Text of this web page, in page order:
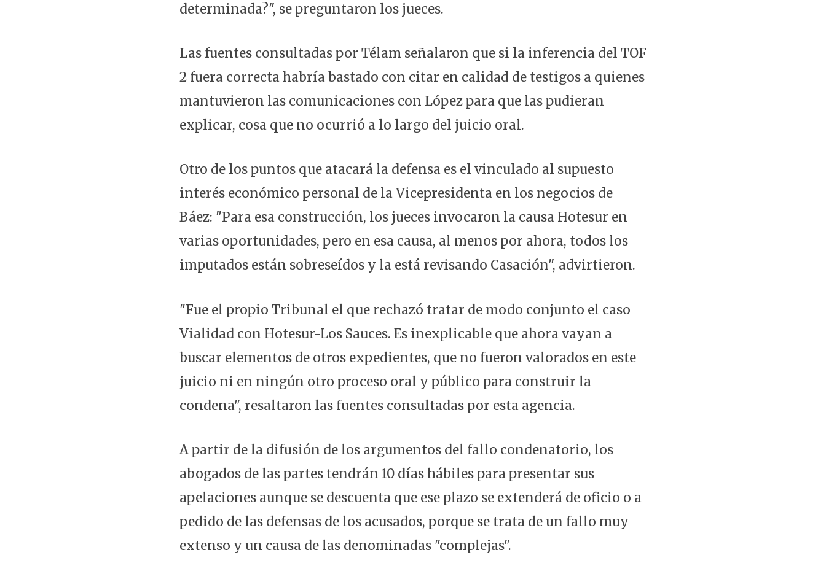
determinada?", se preguntaron los jueces.
Las fuentes consultadas por Télam señalaron que si la inferencia del TOF
2 fuera correcta habría bastado con citar en calidad de testigos a quienes
mantuvieron las comunicaciones con López para que las pudieran
explicar, cosa que no ocurrió a lo largo del juicio oral.
Otro de los puntos que atacará la defensa es el vinculado al supuesto
interés económico personal de la Vicepresidenta en los negocios de
Báez: "Para esa construcción, los jueces invocaron la causa Hotesur en
varias oportunidades, pero en esa causa, al menos por ahora, todos los
imputados están sobreseídos y la está revisando Casación", advirtieron.
"Fue el propio Tribunal el que rechazó tratar de modo conjunto el caso
Vialidad con Hotesur-Los Sauces. Es inexplicable que ahora vayan a
buscar elementos de otros expedientes, que no fueron valorados en este
juicio ni en ningún otro proceso oral y público para construir la
condena", resaltaron las fuentes consultadas por esta agencia.
A partir de la difusión de los argumentos del fallo condenatorio, los
abogados de las partes tendrán 10 días hábiles para presentar sus
apelaciones aunque se descuenta que ese plazo se extenderá de oficio o a
pedido de las defensas de los acusados, porque se trata de un fallo muy
extenso y un causa de las denominadas "complejas".